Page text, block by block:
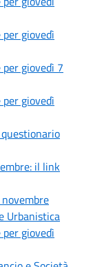
giovedì
giovedì 7
giovedì
il link
Urbanistica
giovedì